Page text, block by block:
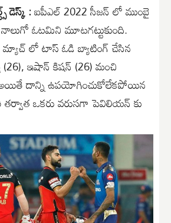
డెస్క్ :ఐపీఎల్ 2022 సీజన్ లో ముంబై
ఓటమిని మూటగట్టుకుంది.
మ్యాచ్ లో టాస్ ఓడి బ్యాటింగ్ చేసిన
ఇషాన్ కిషన్ (26) మంచి
దాన్ని ఉపయోగించుకోలేకపోయిన
తర్వాత ఒకరు వరుసగా పెవిలియన్ కు